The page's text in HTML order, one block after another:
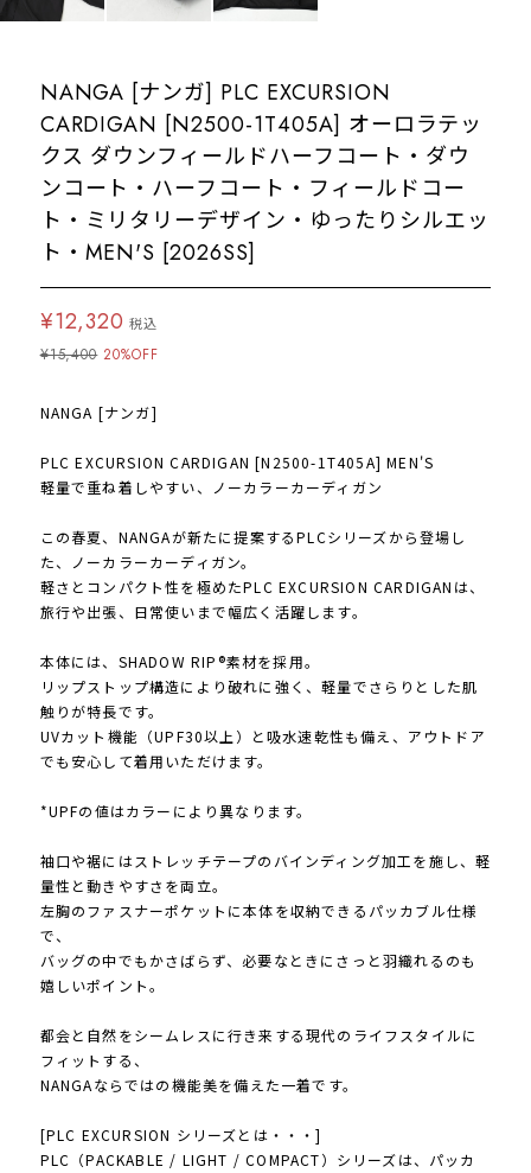
NANGA [ナンガ] PLC EXCURSION
CARDIGAN [N2500-1T405A] オーロラテッ
クス ダウンフィールドハーフコート・ダウ
ンコート・ハーフコート・フィールドコー
ト・ミリタリーデザイン・ゆったりシルエッ
ト・MEN'S [2026SS]
¥12,320 税込
¥15,400 20%OFF
NANGA [ナンガ]
PLC EXCURSION CARDIGAN [N2500-1T405A] MEN'S
軽量で重ね着しやすい、ノーカラーカーディガン
この春夏、NANGAが新たに提案するPLCシリーズから登場し
た、ノーカラーカーディガン。
軽さとコンパクト性を極めたPLC EXCURSION CARDIGANは、
旅行や出張、日常使いまで幅広く活躍します。
本体には、SHADOW RIP®素材を採用。
リップストップ構造により破れに強く、軽量でさらりとした肌
触りが特長です。
UVカット機能（UPF30以上）と吸水速乾性も備え、アウトドア
でも安心して着用いただけます。
*UPFの値はカラーにより異なります。
袖口や裾にはストレッチテープのバインディング加工を施し、軽
量性と動きやすさを両立。
左胸のファスナーポケットに本体を収納できるパッカブル仕様
で、
バッグの中でもかさばらず、必要なときにさっと羽織れるのも
嬉しいポイント。
都会と自然をシームレスに行き来する現代のライフスタイルに
フィットする、
NANGAならではの機能美を備えた一着です。
[PLC EXCURSION シリーズとは・・・]
PLC（PACKABLE / LIGHT / COMPACT）シリーズは、パッカ